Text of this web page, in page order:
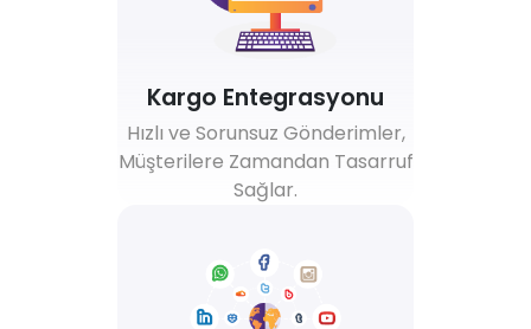
Kargo Entegrasyonu
Hızlı ve Sorunsuz Gönderimler,
Müşterilere Zamandan Tasarruf
Sağlar.